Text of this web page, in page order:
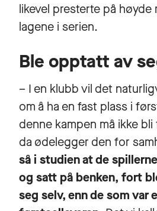
likevel presterte på høyde
lagene i serien.
Ble opptatt av
– I en klubb vil det
om å ha en fast plass i
denne kampen må ikke
da ødelegger den for
så i studien at de
og satt på benken, fort
seg selv, enn de som var